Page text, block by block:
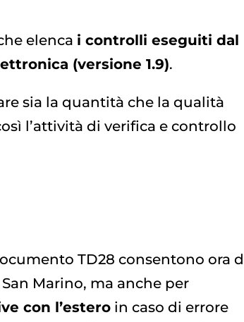
elenca i controlli eseguiti dal
(versione 1.9).
sia la quantità che la qualità
l’attività di verifica e controllo
TD28 consentono ora
Marino, ma anche per
con l’estero in caso di errore